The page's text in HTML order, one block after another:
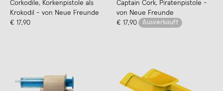
Corkodile, Korkenpistole als
Krokodil - von Neue Freunde
€ 17,90
Captain Cork, Piratenpistole -
von Neue Freunde
€ 17,90
Ausverkauft